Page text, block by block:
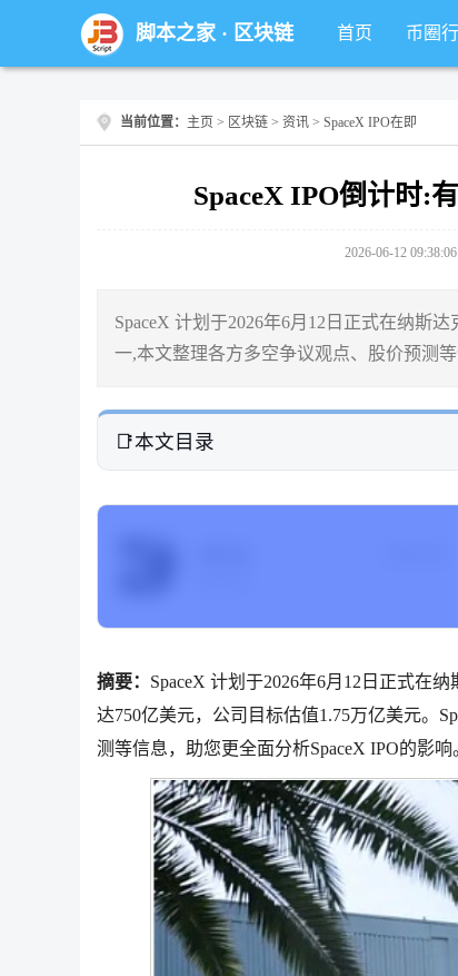
脚本之家· 区块链 首页 币圈
当前位置： 主页 > 区块链 > 资讯 > SpaceX IPO在即
SpaceX IPO倒计时:
2026-06-12
SpaceX 计划于2026年6月12日正式在纳斯
一,本文整理各方多空争议观点、股价预测
本文目录
摘要： SpaceX 计划于2026年6月12日正式在
达750亿美元，公司目标估值1.75万亿美元。
测等信息，助您更全面分析SpaceX IPO的影响